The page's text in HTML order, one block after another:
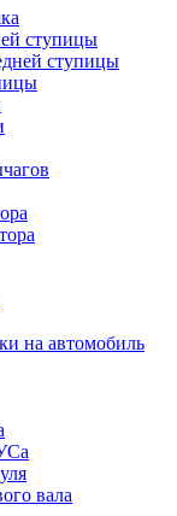
ступицы
ступицы
на автомобиль
вала